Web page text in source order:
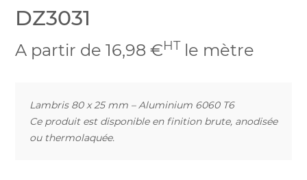
DZ3031
A partir de 16,98 €HT le mètre
Lambris 80 x 25 mm – Aluminium 6060 T6
Ce produit est disponible en finition brute, anodisée
ou thermolaquée.